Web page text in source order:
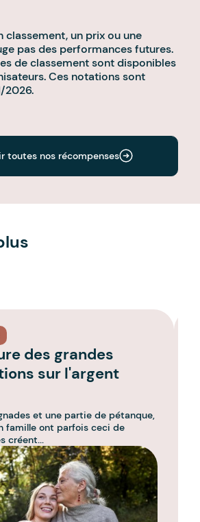
toutes nos récompenses
classement, un prix ou une
pas des performances futures.
de classement sont disponibles
Ces notations sont
2026.
des grandes
sur l'argent
et une partie de pétanque,
famille ont parfois ceci de
créent...